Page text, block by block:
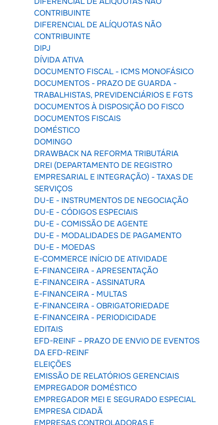
CONTRIBUINTE
DIFERENCIAL DE ALÍQUOTAS NÃO
CONTRIBUINTE
DIPJ
DÍVIDA ATIVA
DOCUMENTO FISCAL - ICMS MONOFÁSICO
DOCUMENTOS - PRAZO DE GUARDA -
TRABALHISTAS, PREVIDENCIÁRIOS E FGTS
DOCUMENTOS À DISPOSIÇÃO DO FISCO
DOCUMENTOS FISCAIS
DOMÉSTICO
DOMINGO
DRAWBACK NA REFORMA TRIBUTÁRIA
DREI (DEPARTAMENTO DE REGISTRO
EMPRESARIAL E INTEGRAÇÃO) - TAXAS DE
SERVIÇOS
DU-E - INSTRUMENTOS DE NEGOCIAÇÃO
DU-E - CÓDIGOS ESPECIAIS
DU-E - COMISSÃO DE AGENTE
DU-E - MODALIDADES DE PAGAMENTO
DU-E - MOEDAS
E-COMMERCE INÍCIO DE ATIVIDADE
E-FINANCEIRA - APRESENTAÇÃO
E-FINANCEIRA - ASSINATURA
E-FINANCEIRA - MULTAS
E-FINANCEIRA - OBRIGATORIEDADE
E-FINANCEIRA - PERIODICIDADE
EDITAIS
EFD-REINF – PRAZO DE ENVIO DE EVENTOS
DA EFD-REINF
ELEIÇÕES
EMISSÃO DE RELATÓRIOS GERENCIAIS
EMPREGADOR DOMÉSTICO
EMPREGADOR MEI E SEGURADO ESPECIAL
EMPRESA CIDADÃ
EMPRESAS CONTROLADORAS E